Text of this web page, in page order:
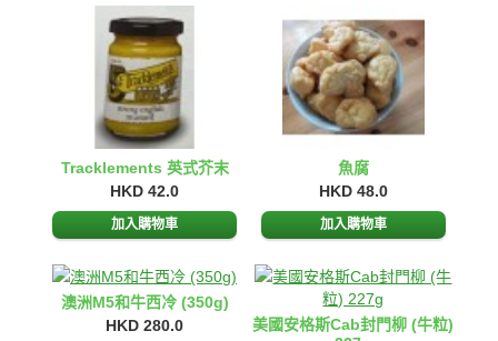
Tracklements 英式芥末
HKD 42.0
魚腐
HKD 48.0
澳洲M5和牛西冷 (350g)
HKD 280.0
美國安格斯Cab封門柳 (牛粒)